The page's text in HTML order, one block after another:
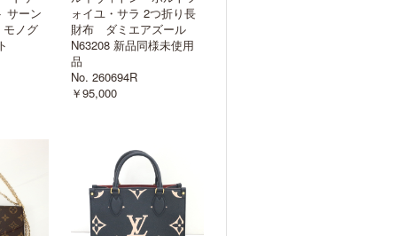
サーン
ノグ
ォイユ・サラ 2つ折り長
財布 ダミエアズール
N63208 新品同様未使用
品
No. 260694R
￥95,000